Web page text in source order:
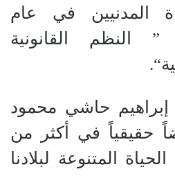
المدنيين في عام
”
النظم القانونية
“.
إبراهيم حاشي محمود
حقيقياً في أكثر من
المتنوعة لبلادنا